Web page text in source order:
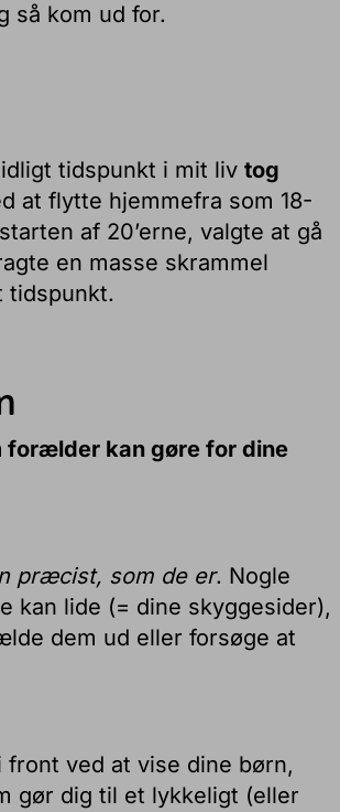
så kom ud for.
tidspunkt i mit liv tog
at flytte hjemmefra som 18-
af 20’erne, valgte at gå
en masse skrammel
tidspunkt.
forælder kan gøre for dine
præcist, som de er. Nogle
kan lide (= dine skyggesider),
dem ud eller forsøge at
ved at vise dine børn,
gør dig til et lykkeligt (eller